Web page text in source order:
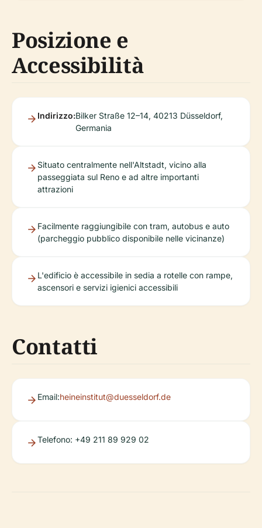
Posizione e
Accessibilità
Indirizzo:Bilker Straße 12–14, 40213 Düsseldorf,
Germania
Situato centralmente nell'Altstadt, vicino alla
passeggiata sul Reno e ad altre importanti
attrazioni
Facilmente raggiungibile con tram, autobus e auto
(parcheggio pubblico disponibile nelle vicinanze)
L'edificio è accessibile in sedia a rotelle con rampe,
ascensori e servizi igienici accessibili
Contatti
Email:heineinstitut@duesseldorf.de
Telefono: +49 211 89 929 02